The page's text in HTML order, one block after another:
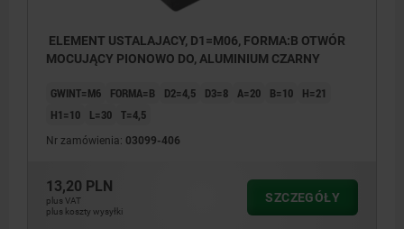
ELEMENT USTALAJACY, D1=M06, FORMA:B OTWÓR
MOCUJĄCY PIONOWO DO, ALUMINIUM CZARNY
GWINT=M6 FORMA=B D2=4,5 D3=8 A=20 B=10
H=21
H1=10
L=30 T=4,5
Nr zamówienia: 03099-406
13,20 PLN
plus VAT
plus koszty wysyłki
SZCZEGÓŁY